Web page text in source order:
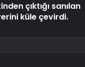
çıktığı sanılan
küle çevirdi.